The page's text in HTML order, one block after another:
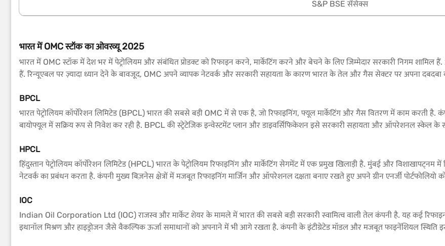
S&P BSE सेंसेक्स
भारत में OMC स्टॉक का ओवरव्यू 2025
भारत में OMC स्टॉक में देश भर में पेट्रोलियम और संबंधित प्रोडक्ट को रिफाइन करने, मार्केटिंग करने और बेचने के लिए जिम्मेदार सरकारी निगम शामिल
हैं. रिन्यूएबल पर ज़्यादा ध्यान देने के बावजूद, OMC अपने व्यापक नेटवर्क और सरकारी सहायता के कारण भारत के तेल और गैस सेक्टर पर अपना दबदबा
BPCL
भारत पेट्रोलियम कॉर्पोरेशन लिमिटेड (BPCL) भारत की सबसे बड़ी OMC में से एक है, जो रिफाइनिंग, फ्यूल मार्केटिंग और गैस वितरण में काम करती है.
बायोफ्यूल में सक्रिय रूप से निवेश कर रही है. BPCL की स्ट्रेटेजिक इन्वेस्टमेंट प्लान और डाइवर्सिफिकेशन इसे सरकारी सहायता और ऑपरेशनल स्केल के
HPCL
हिंदुस्तान पेट्रोलियम कॉर्पोरेशन लिमिटेड (HPCL) भारत के पेट्रोलियम रिफाइनिंग और मार्केटिंग सेगमेंट में एक प्रमुख खिलाड़ी है. मुंबई और
नेटवर्क का प्रबंधन करता है. कंपनी मुख्य बिज़नेस क्षेत्रों में मजबूत रिफाइनिंग मार्जिन और ऑपरेशनल दक्षता बनाए रखते हुए अपने ग्रीन एनर्जी पोर्टफोलियो
IOC
Indian Oil Corporation Ltd (IOC) राजस्व और मार्केट शेयर के मामले में भारत की सबसे बड़ी सरकारी स्वामित्व वाली तेल कंपनी है. यह कई
इथानॉल मिश्रण और हाइड्रोजन जैसे वैकल्पिक ऊर्जा समाधानों को अपनाने में भी आगे रखता है. कंपनी के इंटीग्रेटेड मॉडल और मजबूत फाइनेंशियल स्थिति